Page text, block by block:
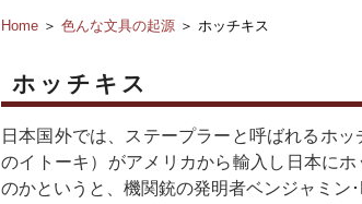
Home ＞ 色んな文具の起源 ＞ ホッチキス
ホッチキス
日本国外では、ステープラーと呼ばれるホ
のイトーキ）がアメリカから輸入し日本に
のかというと、機関銃の発明者ベンジャミ